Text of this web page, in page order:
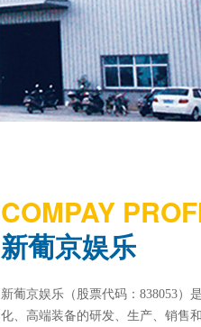
COMPAY
新葡京娱乐
新葡京娱乐（股票代码：838053）
化、高端装备的研发、生产、销售